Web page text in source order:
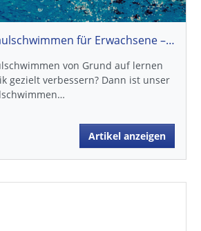
Technikkurs Kraulschwimmen für Erwachsene – Jetzt für den Herbst 2026 anmelden
von Grund auf lernen
gezielt verbessern? Dann ist unser
Artikel anzeigen